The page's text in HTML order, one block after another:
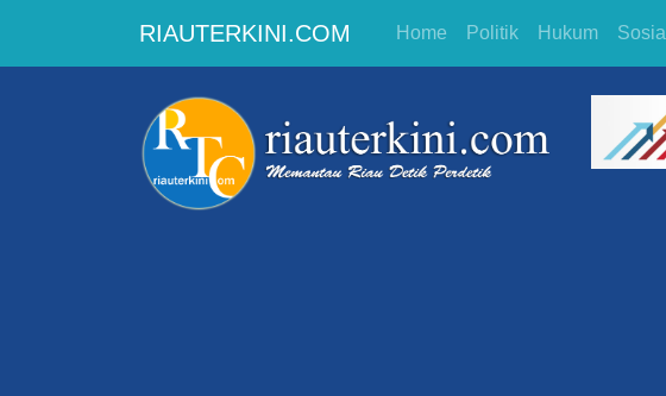
RIAUTERKINI.COM Home Politik Hukum Sosial